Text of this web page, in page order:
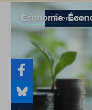
Économie,